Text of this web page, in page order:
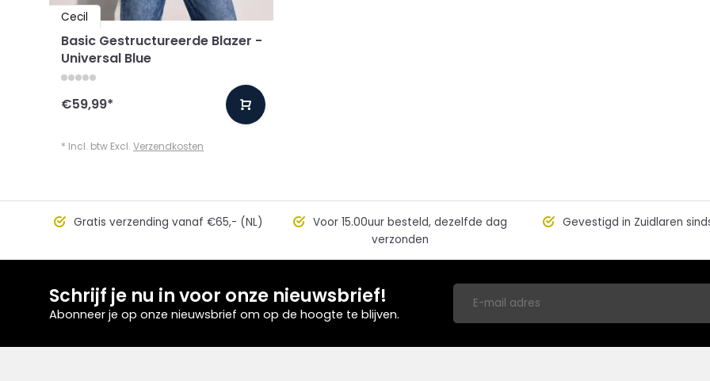
Cecil
Basic Gestructureerde Blazer -
Universal Blue
€59,99*
* Incl. btw Excl. Verzendkosten
Gratis verzending vanaf €65,- (NL)
Voor 15.00uur besteld, dezelfde dag
verzonden
Gevestigd in Zuidlaren
Schrijf je nu in voor onze nieuwsbrief!
Abonneer je op onze nieuwsbrief om op de hoogte te blijven.